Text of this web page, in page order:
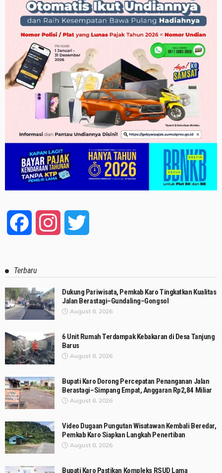
Facebook Instagram
Terbaru
Dukung Pariwisata, Pemkab Karo Tingkatkan Kualitas
Jalan Berastagi–Gundaling–Gongsol
August 8, 2026
6 Unit Rumah Terdampak Kebakaran di Desa Tanjung
Barus
August 8, 2026
Bupati Karo Dorong Percepatan Penanganan Jalan
Berastagi–Simpang Empat, Anggaran Rp2,84 Miliar
August 8, 2026
Video Dugaan Pungutan Wisatawan Kembali Beredar,
Pemkab Karo Siapkan Langkah Penertiban
August 8, 2026
Bupati Karo Pastikan Kompleks RSUD Lama